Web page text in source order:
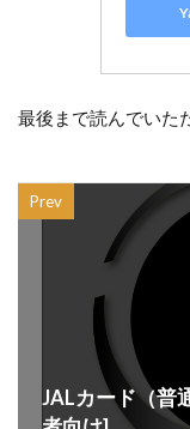
最後まで読んでいた
Prev
JALカード（普